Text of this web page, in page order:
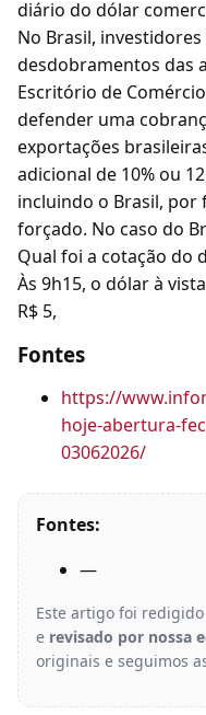
diário do dólar
No Brasil,
desdobramentos das
Escritório de
defender uma
exportações
adicional de 10% ou
incluindo o Brasil, por
forçado. No caso do
Qual foi a cotação do
Às 9h15, o dólar à
R$ 5,
Fontes
https://
hoje-abertura-
03062026/
Fontes:
—
Este artigo foi
e revisado por nossa
originais e seguimos